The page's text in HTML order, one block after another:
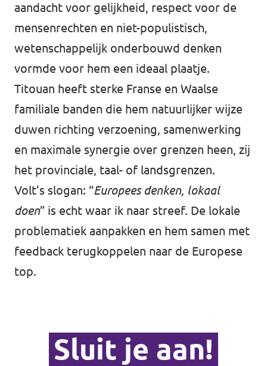
aandacht voor gelijkheid, respect voor de
mensenrechten en niet-populistisch,
wetenschappelijk onderbouwd denken
vormde voor hem een ideaal plaatje.
Titouan heeft sterke Franse en Waalse
familiale banden die hem natuurlijker wijze
duwen richting verzoening, samenwerking
en maximale synergie over grenzen heen, zij
het provinciale, taal- of landsgrenzen.
Volt’s slogan: “Europees denken, lokaal
doen” is echt waar ik naar streef. De lokale
problematiek aanpakken en hem samen met
feedback terugkoppelen naar de Europese
top.
Sluit je aan!